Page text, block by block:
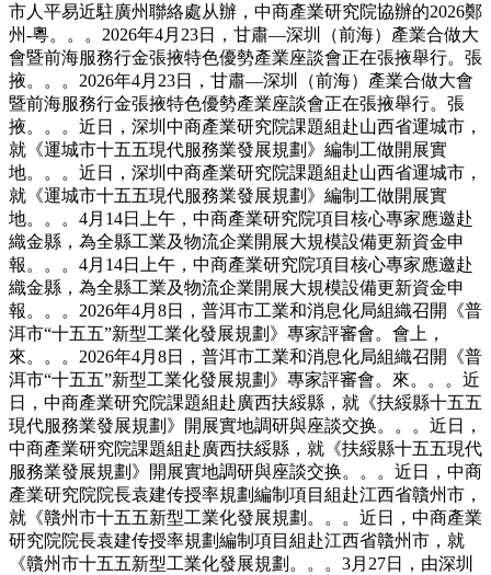
市人平易近駐廣州聯絡處从辦，中商產業研究院協辦的2026鄭
州-粵。。。2026年4月23日，甘肅—深圳（前海）產業合做大
會暨前海服務行金張掖特色優勢產業座談會正在張掖舉行。張
掖。。。2026年4月23日，甘肅—深圳（前海）產業合做大會
暨前海服務行金張掖特色優勢產業座談會正在張掖舉行。張
掖。。。近日，深圳中商產業研究院課題組赴山西省運城市，
就《運城市十五五現代服務業發展規劃》編制工做開展實
地。。。近日，深圳中商產業研究院課題組赴山西省運城市，
就《運城市十五五現代服務業發展規劃》編制工做開展實
地。。。4月14日上午，中商產業研究院項目核心專家應邀赴
織金縣，為全縣工業及物流企業開展大規模設備更新資金申
報。。。4月14日上午，中商產業研究院項目核心專家應邀赴
織金縣，為全縣工業及物流企業開展大規模設備更新資金申
報。。。2026年4月8日，普洱市工業和消息化局組織召開《普
洱市“十五五”新型工業化發展規劃》專家評審會。會上，
來。。。2026年4月8日，普洱市工業和消息化局組織召開《普
洱市“十五五”新型工業化發展規劃》專家評審會。來。。。近
日，中商產業研究院課題組赴廣西扶綏縣，就《扶綏縣十五五
現代服務業發展規劃》開展實地調研與座談交换。。。近日，
中商產業研究院課題組赴廣西扶綏縣，就《扶綏縣十五五現代
服務業發展規劃》開展實地調研與座談交换。。。近日，中商
產業研究院院長袁建传授率規劃編制項目組赴江西省贛州市，
就《贛州市十五五新型工業化發展規劃。。。近日，中商產業
研究院院長袁建传授率規劃編制項目組赴江西省贛州市，就
《贛州市十五五新型工業化發展規劃。。。3月27日，由深圳